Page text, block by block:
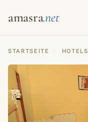
amasra
STARTSEITE · HOTELS